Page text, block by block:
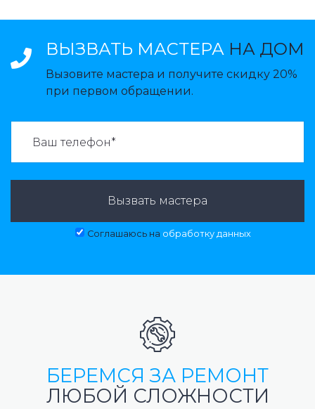
ВЫЗВАТЬ МАСТЕРА НА ДОМ
Вызовите мастера и получите скидку 20%
при первом обращении.
Вызвать мастера
Соглашаюсь на обработку данных
БЕРЕМСЯ ЗА РЕМОНТ
ЛЮБОЙ СЛОЖНОСТИ